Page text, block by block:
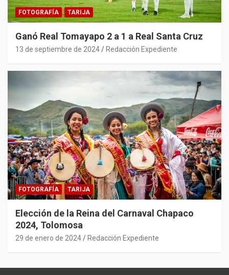
FOTOGRAFÍA TARIJA
Ganó Real Tomayapo 2 a 1 a Real Santa Cruz
13 de septiembre de 2024 Redacción Expediente
FOTOGRAFÍA TARIJA
Elección de la Reina del Carnaval Chapaco
2024, Tolomosa
29 de enero de 2024 Redacción Expediente